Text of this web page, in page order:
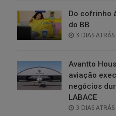
Do cofrinho
do BB
POSTED
3 DIAS ATRÁS
Avantto
aviação
negócios
LABACE
POSTED
3 DIAS ATRÁS